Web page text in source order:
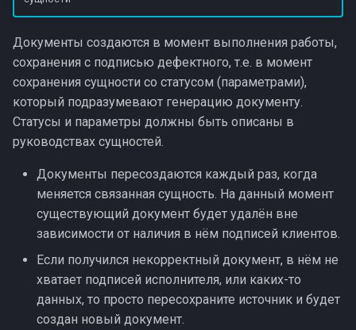
Документы создаются в момент выполнения работы,
сохранения с подписью дефектного, т.е. в момент
сохранения сущности со статусом (параметрами),
который подразумевают генерацию документу.
Статусы и параметры должны быть описаны в
руководствах сущностей.
Документы пересоздаются каждый раз, когда
меняется связанная сущность. На данный момент
существующий документ будет удалён вне
зависимости от наличия в нём подписей клиентов.
Если получился некорректный документ, в нём не
хватает подписей исполнителя, или каких-то
данных, то просто пересохраните источник и будет
создан новый документ.